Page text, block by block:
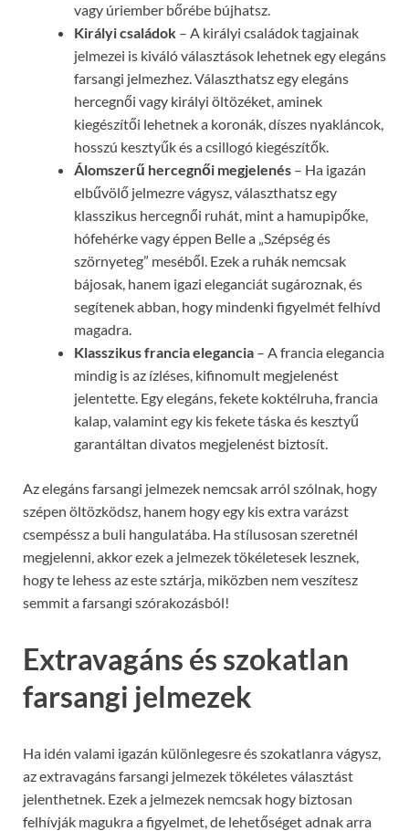
vagy úriember bőrébe bújhatsz.
Királyi családok – A királyi családok tagjainak
jelmezei is kiváló választások lehetnek egy elegáns
farsangi jelmezhez. Választhatsz egy elegáns
hercegnői vagy királyi öltözéket, aminek
kiegészítői lehetnek a koronák, díszes nyakláncok,
hosszú kesztyűk és a csillogó kiegészítők.
Álomszerű hercegnői megjelenés – Ha igazán
elbűvölő jelmezre vágysz, választhatsz egy
klasszikus hercegnői ruhát, mint a hamupipőke,
hófehérke vagy éppen Belle a „Szépség és
szörnyeteg” meséből. Ezek a ruhák nemcsak
bájosak, hanem igazi eleganciát sugároznak, és
segítenek abban, hogy mindenki figyelmét felhívd
magadra.
Klasszikus francia elegancia – A francia elegancia
mindig is az ízléses, kifinomult megjelenést
jelentette. Egy elegáns, fekete koktélruha, francia
kalap, valamint egy kis fekete táska és kesztyű
garantáltan divatos megjelenést biztosít.
Az elegáns farsangi jelmezek nemcsak arról szólnak, hogy
szépen öltözködsz, hanem hogy egy kis extra varázst
csempéssz a buli hangulatába. Ha stílusosan szeretnél
megjelenni, akkor ezek a jelmezek tökéletesek lesznek,
hogy te lehess az este sztárja, miközben nem veszítesz
semmit a farsangi szórakozásból!
Extravagáns és szokatlan
farsangi jelmezek
Ha idén valami igazán különlegesre és szokatlanra vágysz,
az extravagáns farsangi jelmezek tökéletes választást
jelenthetnek. Ezek a jelmezek nemcsak hogy biztosan
felhívják magukra a figyelmet, de lehetőséget adnak arra